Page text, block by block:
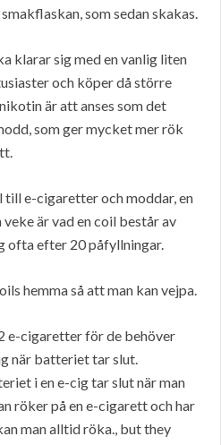
som sedan skakas.
klarar sig med en vanlig liten
och köper då större
är att anses som det
som ger mycket mer rök
e-cigaretter och moddar, en
är vad en coil består av
ofta efter 20 påfyllningar.
hemma så att man kan vejpa.
e-cigaretter för de behöver
när batteriet tar slut.
i en e-cig tar slut när man
röker på en e-cigarett och har
man alltid röka., but they